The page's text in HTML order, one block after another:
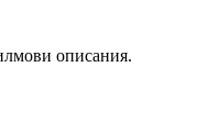
описания.